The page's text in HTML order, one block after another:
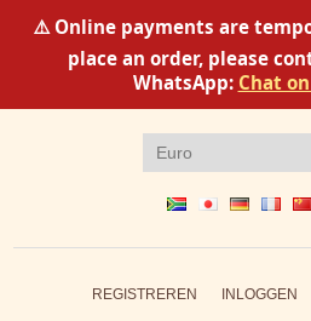
⚠️ Online payments are
place an order, please
WhatsApp: Chat
REGISTREREN INLOGGEN